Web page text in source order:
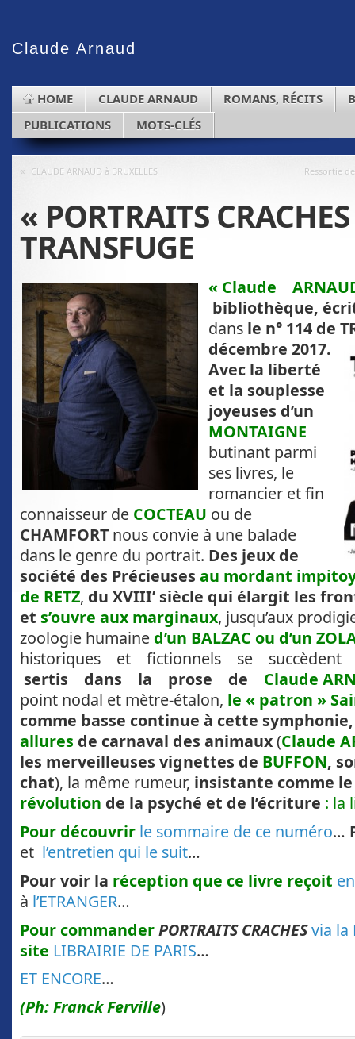
Claude Arnaud
HOME CLAUDE ARNAUD ROMANS, RÉCITS
PUBLICATIONS
MOTS-CLÉS
« CLAUDE ARNAUD à BRUXELLES Ressortie
« PORTRAITS
TRANSFUGE
« Claude
bibliothèque,
dans le n° 114 de
décembre 2017.
Avec la liberté
et la souplesse
joyeuses d’un
MONTAIGNE
butinant parmi
ses livres, le
romancier et fin
connaisseur de COCTEAU ou de
CHAMFORT nous convie à une balade
dans le genre du portrait. Des jeux de
société des Précieuses au mordant
de RETZ, du XVIII’ siècle qui élargit les
et s’ouvre aux marginaux, jusqu’aux
zoologie humained’un BALZAC ou d’un
historiques et fictionnels se succèdent
sertis dans la prose de Claude
point nodal et mètre-étalon, le « patron »
comme basse continue à cette
allures de carnaval des animaux(Claude
les merveilleuses vignettes de BUFFON,
chat), la même rumeur, insistante comme
révolution de la psyché et de l’écriture : la
Pour découvrir le sommaire de ce numéro…
et l’entretien qui le suit…
Pour voir la réception que ce livre reçoit
à l’ETRANGER…
Pour commanderPORTRAITS CRACHESvia la
site LIBRAIRIE DE PARIS…
ET ENCORE…
(Ph: Franck Ferville)